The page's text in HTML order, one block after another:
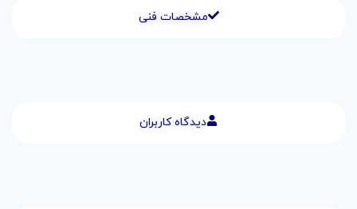
مشخصات فنی
دیدگاه کاربران